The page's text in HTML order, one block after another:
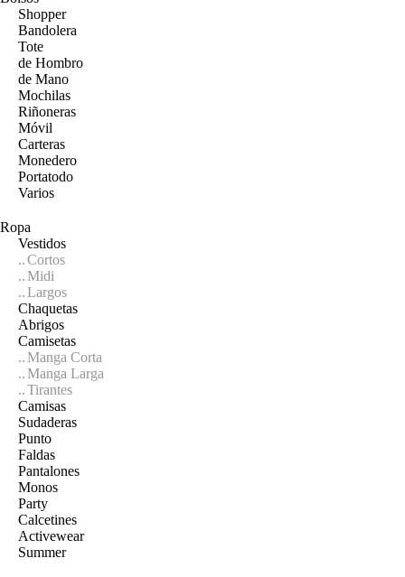
Shopper
Bandolera
Tote
de Hombro
de Mano
Mochilas
Riñoneras
Móvil
Carteras
Monedero
Portatodo
Varios
Ropa
Vestidos
Cortos
Midi
Largos
Chaquetas
Abrigos
Camisetas
Manga Corta
Manga Larga
Tirantes
Camisas
Sudaderas
Punto
Faldas
Pantalones
Monos
Party
Calcetines
Activewear
Summer